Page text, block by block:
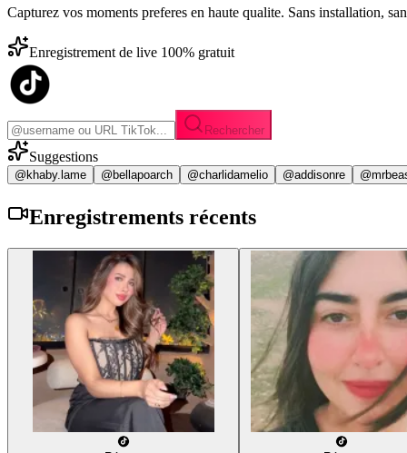
Capturez vos moments preferes en haute qualite. Sans installation,
Enregistrement de live 100% gratuit
Rechercher
Suggestions
@khaby.lame @bellapoarch @charlidamelio @addisonre
Enregistrements récents